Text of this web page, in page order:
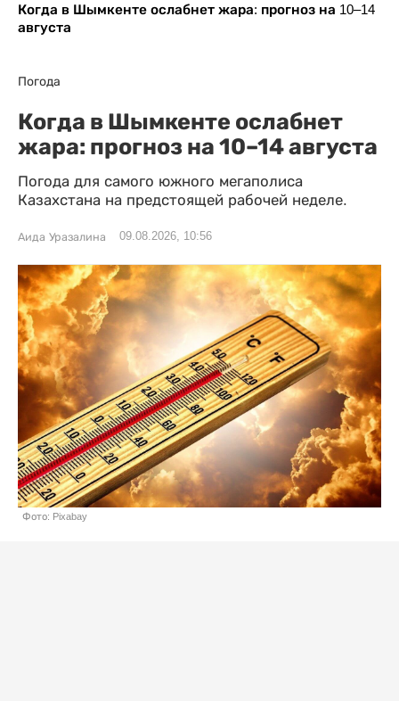
Когда в Шымкенте ослабнет жара: прогноз на 10–14
августа
Погода
Когда в Шымкенте ослабнет
жара: прогноз на 10–14 августа
Погода для самого южного мегаполиса
Казахстана на предстоящей рабочей неделе.
Аида Уразалина 09.08.2026, 10:56
Фото: Pixabay